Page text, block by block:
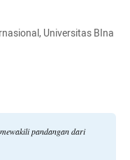
Universitas BIna
pandangan dari